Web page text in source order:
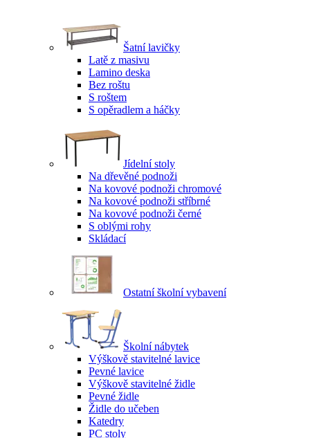
Šatní lavičky
Latě z masivu
Lamino deska
Bez roštu
S roštem
S opěradlem a háčky
Jídelní stoly
Na dřevěné podnoži
Na kovové podnoži chromové
Na kovové podnoži stříbrné
Na kovové podnoži černé
S oblými rohy
Skládací
Ostatní školní vybavení
Školní nábytek
Výškově stavitelné lavice
Pevné lavice
Výškově stavitelné židle
Pevné židle
Židle do učeben
Katedry
PC stoly